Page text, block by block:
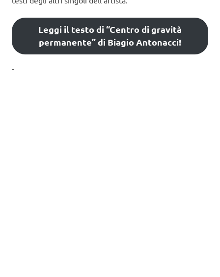
Leggi il testo di “Centro di gravità
permanente” di Biagio Antonacci!
-